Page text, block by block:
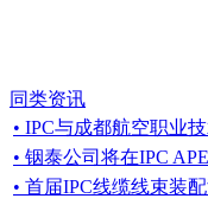
同类资讯
• IPC与成都航空职业
• 铟泰公司将在IPC
• 首届IPC线缆线束装